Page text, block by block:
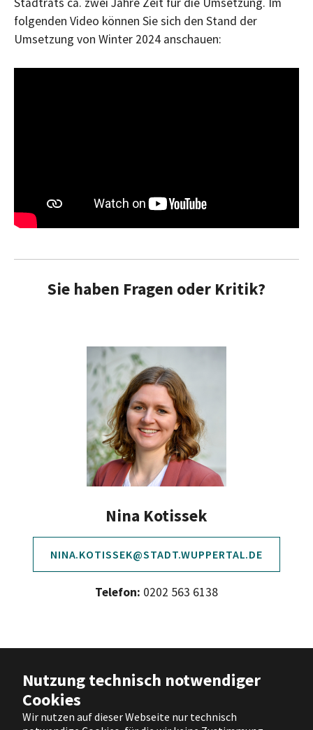
Nutzung technisch notwendiger
Cookies
Wir nutzen auf dieser Webseite nur technisch
folgenden Video können Sie sich den Stand der
Umsetzung von Winter 2024 anschauen:
Sie haben Fragen oder Kritik?
Nina Kotissek
NINA.KOTISSEK@STADT.WUPPERTAL.DE
Telefon: 0202 563 6138
Datenschutz
|
Nutzungsbedingungen